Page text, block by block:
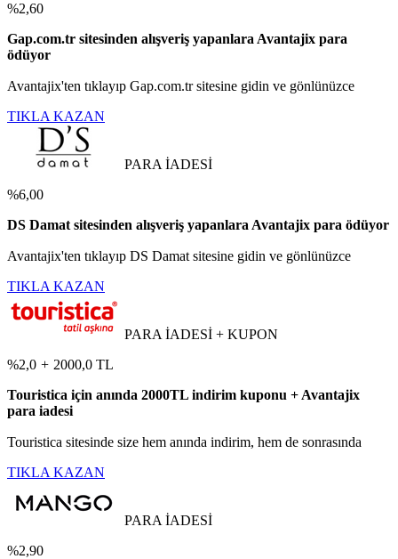
%2,60
Gap.com.tr sitesinden alışveriş yapanlara Avantajix para
ödüyor
Avantajix'ten tıklayıp Gap.com.tr sitesine gidin ve gönlünüzce
TIKLA KAZAN
PARA İADESİ
%6,00
DS Damat sitesinden alışveriş yapanlara Avantajix para ödüyor
Avantajix'ten tıklayıp DS Damat sitesine gidin ve gönlünüzce
TIKLA KAZAN
PARA İADESİ + KUPON
%2,0 + 2000,0 TL
Touristica için anında 2000TL indirim kuponu + Avantajix
para iadesi
Touristica sitesinde size hem anında indirim, hem de sonrasında
TIKLA KAZAN
PARA İADESİ
%2,90